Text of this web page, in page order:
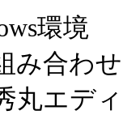
環境
み合わせ
エディ